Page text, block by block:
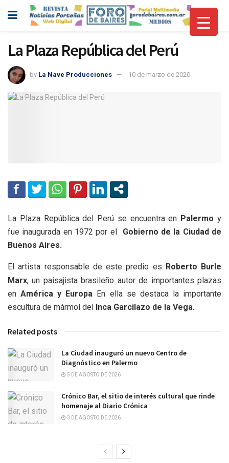
La Plaza República del Perú
by La Nave Producciones 10 de marzo de 2020
La Plaza República del Perú se encuentra en Palermo y
fue inaugurada en 1972 por el Gobierno de la Ciudad de
Buenos Aires.
El artista responsable de este predio es Roberto Burle
Marx, un paisajista brasileño autor de importantes plazas
enAmérica y Europa En ella se destaca la importante
escultura de mármol del Inca Garcilazo de la Vega.
Related posts
La Ciudad inauguró un nuevo Centro de
Diagnóstico en Palermo
5 DE AGOSTO DE 2026
Crónico Bar, el sitio de interés cultural que rinde
homenaje al Diario Crónica
3 DE AGOSTO DE 2026